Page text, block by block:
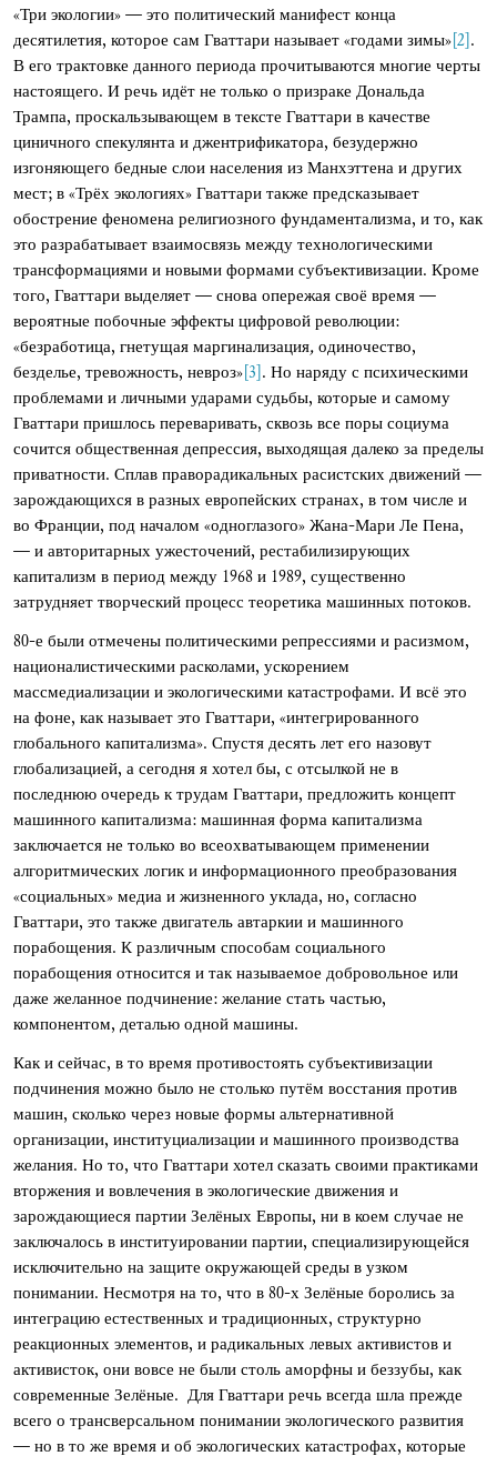
«Три экологии» — это политический манифест конца
десятилетия, которое сам Гваттари называет «годами зимы»[2].
В его трактовке данного периода прочитываются многие черты
настоящего. И речь идёт не только о призраке Дональда
Трампа, проскальзывающем в тексте Гваттари в качестве
циничного спекулянта и джентрификатора, безудержно
изгоняющего бедные слои населения из Манхэттена и других
мест; в «Трёх экологиях» Гваттари также предсказывает
обострение феномена религиозного фундаментализма, и то, как
это разрабатывает взаимосвязь между технологическими
трансформациями и новыми формами субъективизации. Кроме
того, Гваттари выделяет — снова опережая своё время —
вероятные побочные эффекты цифровой революции:
«безработица, гнетущая маргинализация,одиночество,
безделье, тревожность, невроз»[3]. Но наряду с психическими
проблемами и личными ударами судьбы, которые и самому
Гваттари пришлось переваривать, сквозь все поры социума
сочится общественная депрессия, выходящая далеко за пределы
приватности. Сплав праворадикальных расистских движений —
зарождающихся в разных европейских странах, в том числе и
во Франции, под началом «одноглазого» Жана-Мари Ле Пена,
— и авторитарных ужесточений, рестабилизирующих
капитализм в период между 1968 и 1989, существенно
затрудняет творческий процесс теоретика машинных потоков.
80-е были отмечены политическими репрессиями и расизмом,
националистическими расколами, ускорением
массмедиализации и экологическими катастрофами. И всё это
на фоне, как называет это Гваттари, «интегрированного
глобального капитализма». Спустя десять лет его назовут
глобализацией, а сегодня я хотел бы, с отсылкой не в
последнюю очередь к трудам Гваттари, предложить концепт
машинного капитализма: машинная форма капитализма
заключается не только во всеохватывающем применении
алгоритмических логик и информационного преобразования
«социальных» медиа и жизненного уклада, но, согласно
Гваттари, это также двигатель автаркии и машинного
порабощения. К различным способам социального
порабощения относится и так называемое добровольное или
даже желанное подчинение: желание стать частью,
компонентом, деталью одной машины.
Как и сейчас, в то время противостоять субъективизации
подчинения можно было не столько путём восстания против
машин, сколько через новые формы альтернативной
организации, институциализации и машинного производства
желания. Но то, что Гваттари хотел сказать своими практиками
вторжения и вовлечения в экологические движения и
зарождающиеся партии Зелёных Европы, ни в коем случае не
заключалось в институировании партии, специализирующейся
исключительно на защите окружающей среды в узком
понимании. Несмотря на то, что в 80-х Зелёные боролись за
интеграцию естественных и традиционных, структурно
реакционных элементов, и радикальных левых активистов и
активисток, они вовсе не были столь аморфны и беззубы, как
современные Зелёные. Для Гваттари речь всегда шла прежде
всего о трансверсальном понимании экологического развития
— но в то же время и об экологических катастрофах, которые